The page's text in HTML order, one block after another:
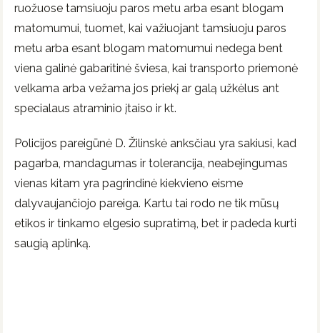
ruožuose tamsiuoju paros metu arba esant blogam
matomumui, tuomet, kai važiuojant tamsiuoju paros
metu arba esant blogam matomumui nedega bent
viena galinė gabaritinė šviesa, kai transporto priemonė
velkama arba vežama jos priekį ar galą užkėlus ant
specialaus atraminio įtaiso ir kt.
Policijos pareigūnė D. Žilinskė anksčiau yra sakiusi, kad
pagarba, mandagumas ir tolerancija, neabejingumas
vienas kitam yra pagrindinė kiekvieno eisme
dalyvaujančiojo pareiga. Kartu tai rodo ne tik mūsų
etikos ir tinkamo elgesio supratimą, bet ir padeda kurti
saugią aplinką.